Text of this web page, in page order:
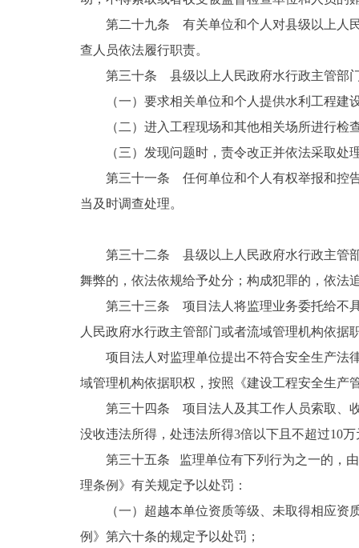
第二十九条 有关单位和个人对县级以上人
查人员依法履行职责。
第三十条 县级以上人民政府水行政主管部
（一）要求相关单位和个人提供水利工程建
（二）进入工程现场和其他相关场所进行检
（三）发现问题时，责令改正并依法采取处
第三十一条 任何单位和个人有权举报和控
当及时调查处理。
第三十二条 县级以上人民政府水行政主管
舞弊的，依法依规给予处分；构成犯罪的，依法
第三十三条 项目法人将监理业务委托给不
人民政府水行政主管部门或者流域管理机构依
项目法人对监理单位提出不符合安全生产法
域管理机构依据职权，按照《建设工程安全生产
第三十四条 项目法人及其工作人员索取、
没收违法所得，处违法所得3倍以下且不超过10
第三十五条 监理单位有下列行为之一的，
理条例》有关规定予以处罚：
（一）超越本单位资质等级、未取得相应
例》第六十条的规定予以处罚；